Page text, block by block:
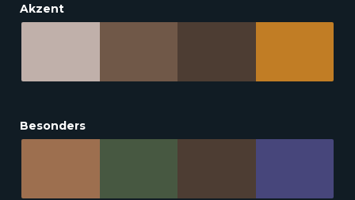
Akzent
Besonders